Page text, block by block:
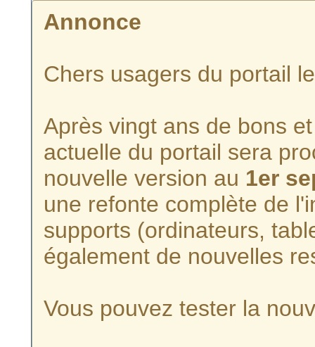
Annonce
Chers usagers du portail
Après vingt ans de bons
actuelle du portail sera
nouvelle version au 1er
une refonte complète de
supports (ordinateurs,
également de nouvelles
Vous pouvez tester la